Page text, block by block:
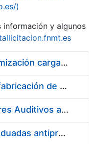
)
información y algunos
Pliego condiciones optimización cargas compras firmado
Acuerdo marco para la fabricación de piezas
Suministro de Protectores Auditivos a medida para las personas trabajadoras de los Centros de Trabajo de Madrid y Burgos
Suministro de gafas graduadas antiproyecciones para los trabajadores de la FNMT-RCM en los centros de trabajo de Madrid y Burgos